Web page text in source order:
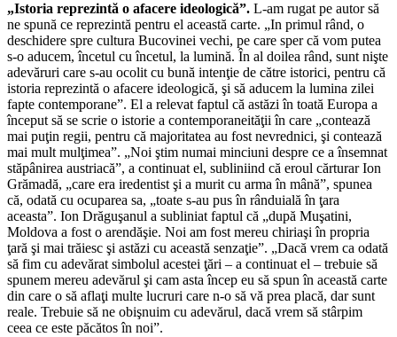
„Istoria reprezintă o afacere ideologică”. L-am rugat pe autor să
ne spună ce reprezintă pentru el această carte. „In primul rând, o
deschidere spre cultura Bucovinei vechi, pe care sper că vom putea
s-o aducem, încetul cu încetul, la lumină. În al doilea rând, sunt nişte
adevăruri care s-au ocolit cu bună intenţie de către istorici, pentru că
istoria reprezintă o afacere ideolo­gică, şi să aducem la lumina zilei
fapte contemporane”. El a relevat fap­tul că astăzi în toată Europa a
început să se scrie o istorie a contempo­raneităţii în care „contează
mai puţin regii, pentru că majoritatea au fost nevrednici, şi contează
mai mult mulţimea”. „Noi ştim numai minciuni despre ce a însemnat
stăpânirea aus­triacă”, a continuat el, subliniind că eroul cărturar Ion
Grămadă, „care era iredentist şi a murit cu arma în mână”, spunea
că, odată cu ocuparea sa, „toate s-au pus în rânduială în ţara
aceasta”. Ion Drăguşanul a subliniat faptul că „după Muşatini,
Moldova a fost o arendăşie. Noi am fost mereu chiriaşi în propria
ţară şi mai trăiesc şi astăzi cu această senzaţie”. „Dacă vrem ca odată
să fim cu adevărat simbolul acestei ţări – a continuat el – trebuie să
spunem mereu adevărul şi cam asta încep eu să spun în această carte
din care o să aflaţi multe lucruri care n-o să vă prea placă, dar sunt
reale. Trebuie să ne obişnuim cu adevărul, dacă vrem să stârpim
ceea ce este păcătos în noi”.